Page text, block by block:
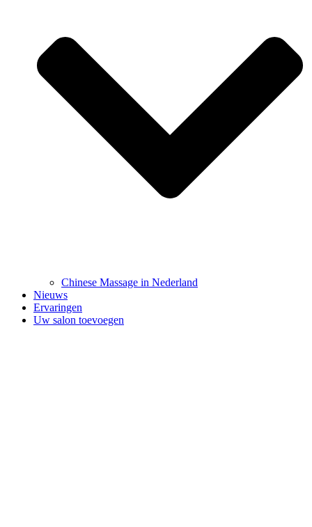
Chinese Massage in Nederland
Nieuws
Ervaringen
Uw salon toevoegen